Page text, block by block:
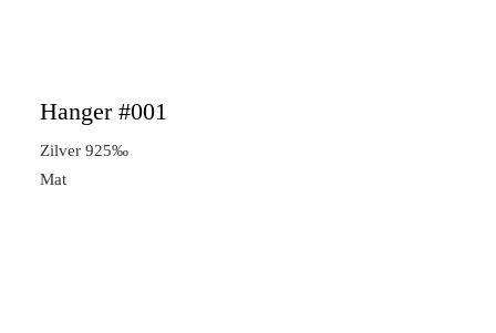
Hanger #001
Zilver 925‰
Mat